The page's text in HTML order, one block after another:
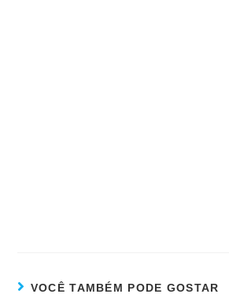
VOCÊ TAMBÉM PODE GOSTAR